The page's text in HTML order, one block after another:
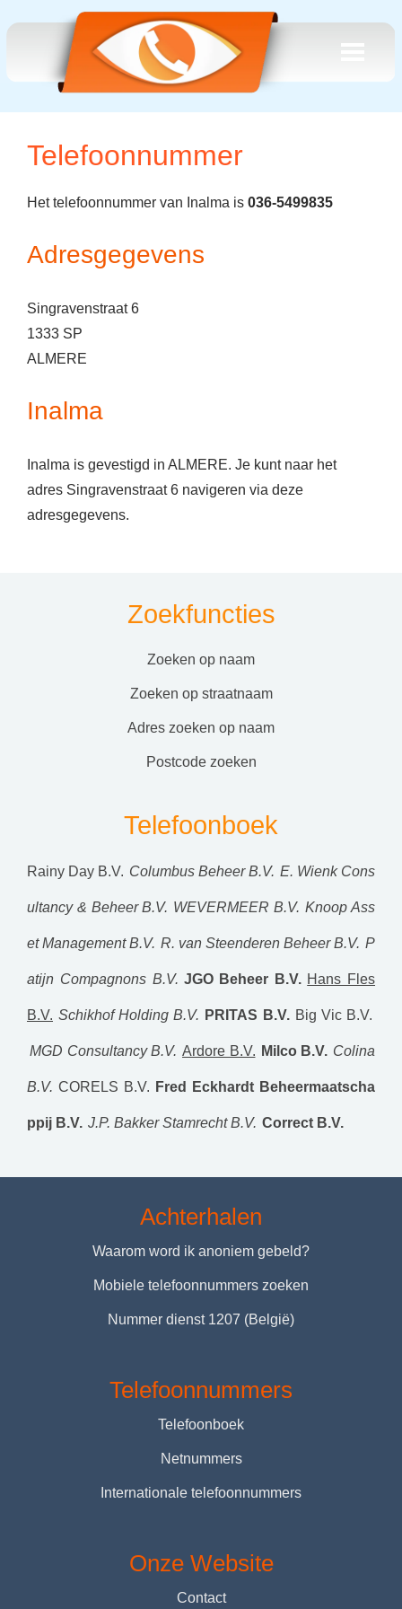
Telefoonnummer
Het telefoonnummer van Inalma is 036-5499835
Adresgegevens
Singravenstraat 6
1333 SP
ALMERE
Inalma
Inalma is gevestigd in ALMERE. Je kunt naar het
adres Singravenstraat 6 navigeren via deze
adresgegevens.
Zoekfuncties
zoeken op naam
zoeken op straatnaam
adres zoeken op naam
postcode zoeken
Telefoonboek
Rainy Day B.V. Columbus Beheer B.V. E. Wienk Cons
ultancy & Beheer B.V. WEVERMEER B.V. Knoop Ass
et Management B.V. R. van Steenderen Beheer B.V. P
atijn Compagnons B.V. JGO Beheer B.V. Hans Fles
B.V. Schikhof Holding B.V. PRITAS B.V. Big Vic B.V.
MGD Consultancy B.V. Ardore B.V. Milco B.V. Colina
B.V. CORELS B.V. Fred Eckhardt Beheermaatscha
ppij B.V. J.P. Bakker Stamrecht B.V. Correct B.V.
Achterhalen
Waarom word ik anoniem gebeld?
Mobiele telefoonnummers zoeken
Nummer dienst 1207 (België)
Telefoonnummers
Telefoonboek
Netnummers
Internationale telefoonnummers
Onze Website
Contact